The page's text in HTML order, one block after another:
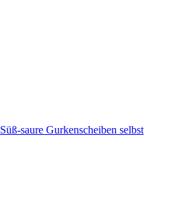
Süß-saure Gurkenscheiben selbst